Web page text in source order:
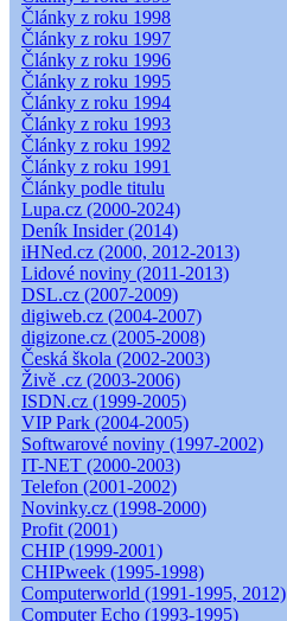
Články z roku 1998
Články z roku 1997
Články z roku 1996
Články z roku 1995
Články z roku 1994
Články z roku 1993
Články z roku 1992
Články z roku 1991
Články podle titulu
Lupa.cz (2000-2024)
Deník Insider (2014)
iHNed.cz (2000, 2012-2013)
Lidové noviny (2011-2013)
DSL.cz (2007-2009)
digiweb.cz (2004-2007)
digizone.cz (2005-2008)
Česká škola (2002-2003)
Živě .cz (2003-2006)
ISDN.cz (1999-2005)
VIP Park (2004-2005)
Softwarové noviny (1997-2002)
IT-NET (2000-2003)
Telefon (2001-2002)
Novinky.cz (1998-2000)
Profit (2001)
CHIP (1999-2001)
CHIPweek (1995-1998)
Computerworld (1991-1995, 2012)
Computer Echo (1993-1995)